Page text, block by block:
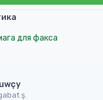
для факса
ş.